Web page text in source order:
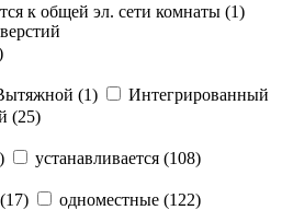
к общей эл. сети комнаты (1)
(1)
Интегрированный
(25)
) устанавливается (108)
17) одноместные (122)